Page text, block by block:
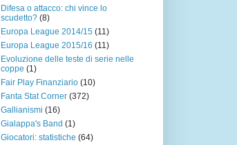
Difesa o attacco: chi vince lo
scudetto? (8)
Europa League 2014/15 (11)
Europa League 2015/16 (11)
Evoluzione delle teste di serie nelle
coppe (1)
Fair Play Finanziario (10)
Fanta Stat Corner (372)
Gallianismi (16)
Gialappa's Band (1)
Giocatori: statistiche (64)